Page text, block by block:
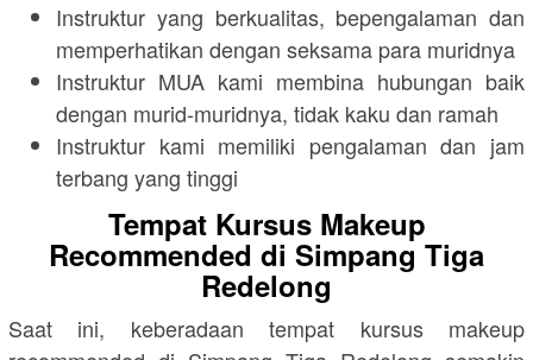
Instruktur yang berkualitas, bepengalaman dan
memperhatikan dengan seksama para muridnya
Instruktur MUA kami membina hubungan baik
dengan murid-muridnya, tidak kaku dan ramah
Instruktur kami memiliki pengalaman dan jam
terbang yang tinggi
Tempat Kursus Makeup
Recommended di Simpang Tiga
Redelong
Saat ini, keberadaan tempat kursus makeup